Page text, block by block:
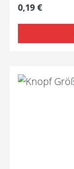
Regulärer Preis:
0,19 €